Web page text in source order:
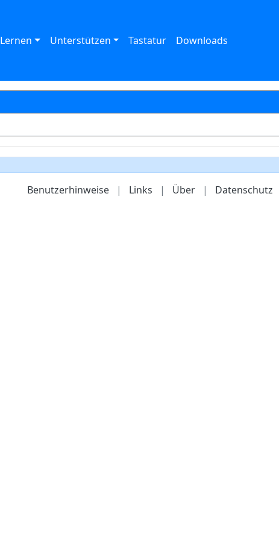
Lernen Unterstützen Tastatur Downloads
Benutzerhinweise | Links | Über | Datenschutz